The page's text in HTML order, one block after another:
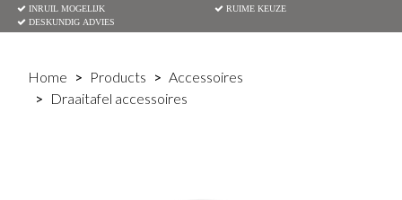
INRUIL MOGELIJK
RUIME KEUZE
DESKUNDIG ADVIES
Home Products
Accessoires
Draaitafel accessoires